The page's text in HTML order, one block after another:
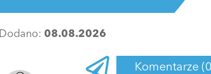
Dodano: 08.08.2026
Komentarze